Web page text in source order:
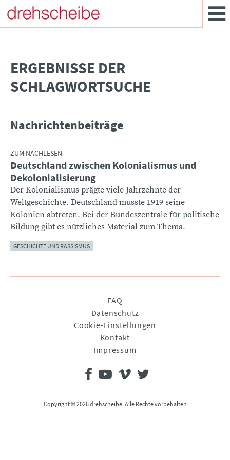
­ERGEBNISSE DER
SCHLAGWORTSUCHE
Nachrichtenbeiträge
ZUM NACHLESEN
Deutschland zwischen Kolonialismus und
Dekolonialisierung
Der Kolonialismus prägte viele Jahrzehnte der
Weltgeschichte. Deutschland musste 1919 seine
Kolonien abtreten. Bei der Bundeszentrale für politische
Bildung gibt es nützliches Material zum Thema.
GESCHICHTE UND RASSISMUS
FAQ
Datenschutz
Cookie-Einstellungen
Kontakt
Impressum
Copyright © 2026 drehscheibe. Alle Rechte vorbehalten